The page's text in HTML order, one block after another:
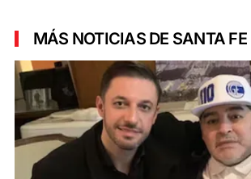
MÁS NOTICIAS DE SANTA FE